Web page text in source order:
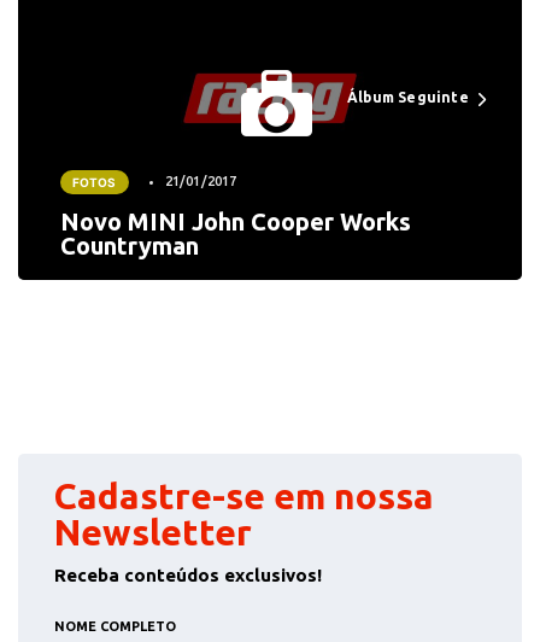
Álbum Seguinte
FOTOS 21/01/2017
Novo MINI John Cooper Works
Countryman
Cadastre-se em nossa
Newsletter
Receba conteúdos exclusivos!
NOME COMPLETO